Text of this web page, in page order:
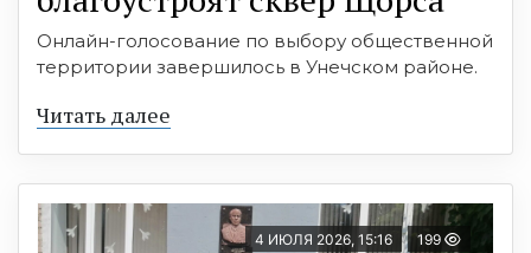
Онлайн-голосование по выбору общественной
территории завершилось в Унечском районе.
Читать далее
4 ИЮЛЯ 2026, 15:16 199